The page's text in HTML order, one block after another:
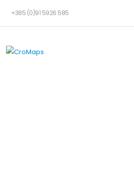
+385 (0)91 5926 585